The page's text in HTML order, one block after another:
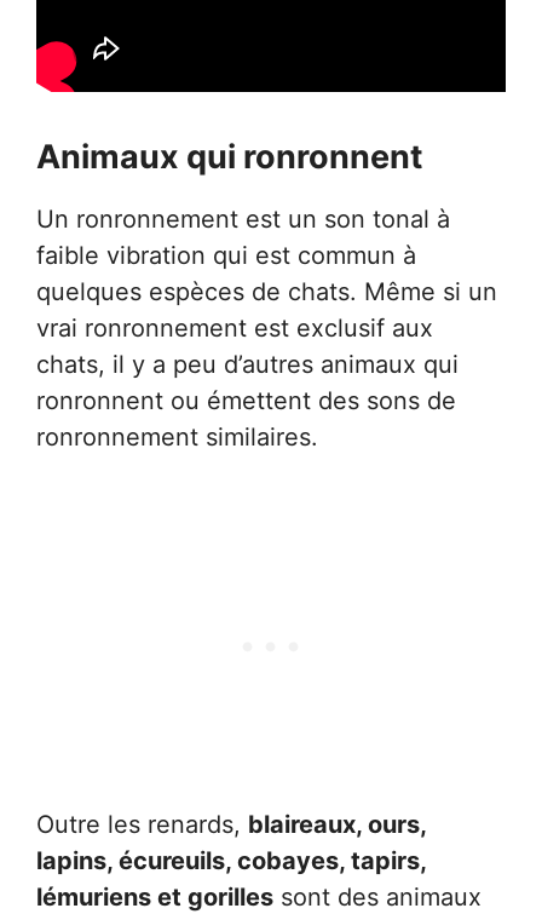
Animaux qui ronronnent
Un ronronnement est un son tonal à
faible vibration qui est commun à
quelques espèces de chats. Même si un
vrai ronronnement est exclusif aux
chats, il y a peu d’autres animaux qui
ronronnent ou émettent des sons de
ronronnement similaires.
Outre les renards, blaireaux, ours,
lapins, écureuils, cobayes, tapirs,
lémuriens et gorilles sont des animaux